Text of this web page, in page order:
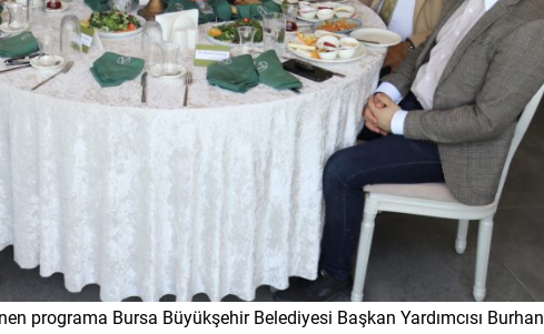
programa Bursa Büyükşehir Belediyesi Başkan Yardımcısı Burhan